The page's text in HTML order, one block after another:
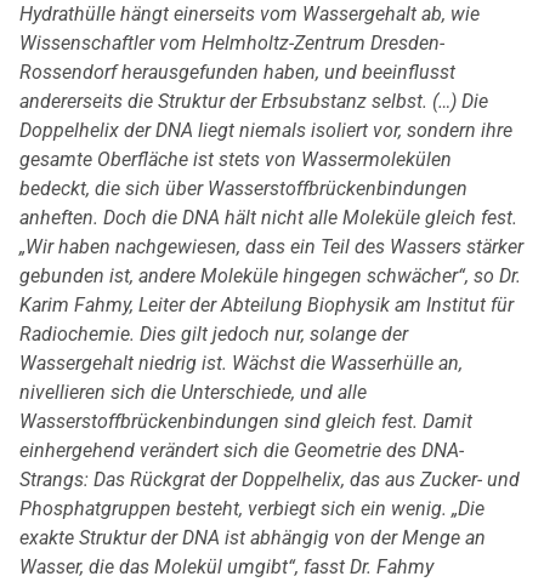
Hydrathülle hängt einerseits vom Wassergehalt ab, wie
Wissenschaftler vom Helmholtz-Zentrum Dresden-
Rossendorf herausgefunden haben, und beeinflusst
andererseits die Struktur der Erbsubstanz selbst. (…) Die
Doppelhelix der DNA liegt niemals isoliert vor, sondern ihre
gesamte Oberfläche ist stets von Wassermolekülen
bedeckt, die sich über Wasserstoffbrückenbindungen
anheften. Doch die DNA hält nicht alle Moleküle gleich fest.
„Wir haben nachgewiesen, dass ein Teil des Wassers stärker
gebunden ist, andere Moleküle hingegen schwächer“, so Dr.
Karim Fahmy, Leiter der Abteilung Biophysik am Institut für
Radiochemie. Dies gilt jedoch nur, solange der
Wassergehalt niedrig ist. Wächst die Wasserhülle an,
nivellieren sich die Unterschiede, und alle
Wasserstoffbrückenbindungen sind gleich fest. Damit
einhergehend verändert sich die Geometrie des DNA-
Strangs: Das Rückgrat der Doppelhelix, das aus Zucker- und
Phosphatgruppen besteht, verbiegt sich ein wenig. „Die
exakte Struktur der DNA ist abhängig von der Menge an
Wasser, die das Molekül umgibt“, fasst Dr. Fahmy